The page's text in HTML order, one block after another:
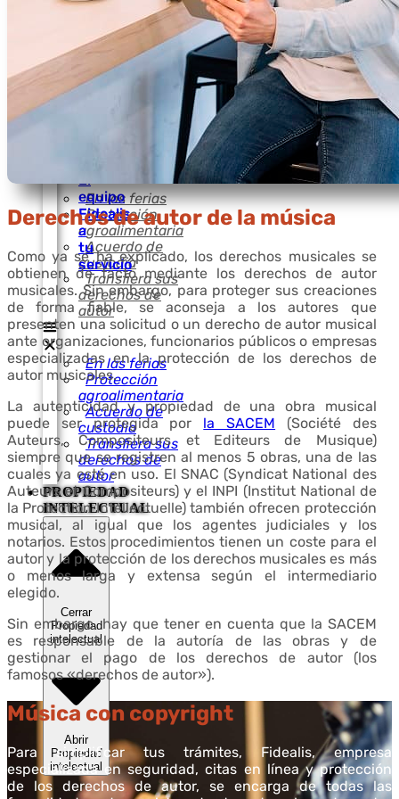
Informáticas
Para el Mundo
de la Moda
Agencias de
Communicación
/ Publicidad
Abogados y CPI
Soluciones de
En las ferias
Protección
agroalimentaria
Acuerdo de
custodia
Transfiera sus
derechos de
autor
En las ferias
Protección
agroalimentaria
Acuerdo de
custodia
Transfiera sus
derechos de
autor
PROPIEDAD
INTELECTUAL
Cerrar
Propiedad
intelectual
Abrir
Propiedad
intelectual
Nuestro
sistema
de
registro
de
equipo
Fidealis
a
tu
servicio
Derechos de autor de la música
Como ya se ha explicado, los derechos musicales se
obtienen de facto mediante los derechos de autor
musicales. Sin embargo, para proteger sus creaciones
de forma fiable, se aconseja a los autores que
presenten una solicitud o un derecho de autor musical
ante organizaciones, funcionarios públicos o empresas
especializadas en la protección de los derechos de
autor musicales.
La autenticidad y propiedad de una obra musical
puede ser protegida por la SACEM (Société des
Auteurs, Compositeurs et Editeurs de Musique)
siempre que se registren al menos 5 obras, una de las
cuales ya esté en uso. El SNAC (Syndicat National des
Auteurs et Compositeurs) y el INPI (Institut National de
la Protection Intellectuelle) también ofrecen protección
musical, al igual que los agentes judiciales y los
notarios. Estos procedimientos tienen un coste para el
autor y la protección de los derechos musicales es más
o menos larga y extensa según el intermediario
elegido.
Sin embargo, hay que tener en cuenta que la SACEM
es responsable de la autoría de las obras y de
gestionar el pago de los derechos de autor (los
famosos «derechos de autor»).
Música con copyright
Para simplificar tus trámites, Fidealis, empresa
especializada en seguridad, citas en línea y protección
de los derechos de autor, se encarga de todas las